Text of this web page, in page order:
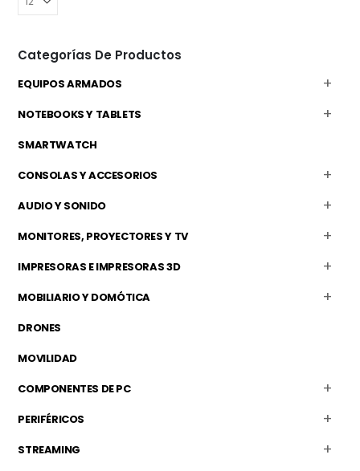
Categorías De Productos
EQUIPOS ARMADOS
NOTEBOOKS Y TABLETS
SMARTWATCH
CONSOLAS Y ACCESORIOS
AUDIO Y SONIDO
MONITORES, PROYECTORES Y TV
IMPRESORAS E IMPRESORAS 3D
MOBILIARIO Y DOMÓTICA
DRONES
MOVILIDAD
COMPONENTES DE PC
PERIFÉRICOS
STREAMING